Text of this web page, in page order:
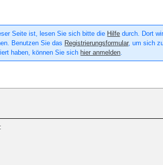
Seite ist, lesen Sie sich bitte die Hilfe durch. Dort
Benutzen Sie das Registrierungsformular, um sich
haben, können Sie sich hier anmelden.